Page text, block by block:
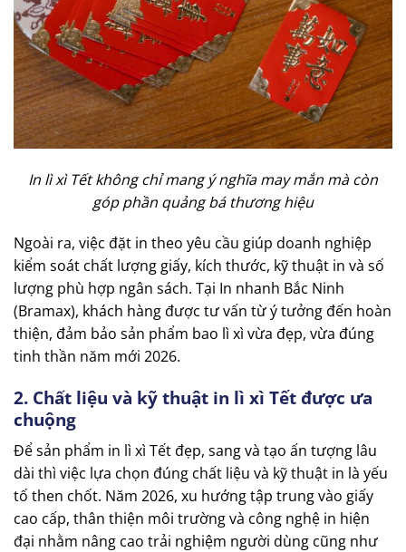
In lì xì Tết không chỉ mang ý nghĩa may mắn mà còn
góp phần quảng bá thương hiệu
Ngoài ra, việc đặt in theo yêu cầu giúp doanh nghiệp
kiểm soát chất lượng giấy, kích thước, kỹ thuật in và số
lượng phù hợp ngân sách. Tại In nhanh Bắc Ninh
(Bramax), khách hàng được tư vấn từ ý tưởng đến hoàn
thiện, đảm bảo sản phẩm bao lì xì vừa đẹp, vừa đúng
tinh thần năm mới 2026.
2. Chất liệu và kỹ thuật in lì xì Tết được ưa
chuộng
Để sản phẩm in lì xì Tết đẹp, sang và tạo ấn tượng lâu
dài thì việc lựa chọn đúng chất liệu và kỹ thuật in là yếu
tố then chốt. Năm 2026, xu hướng tập trung vào giấy
cao cấp, thân thiện môi trường và công nghệ in hiện
đại nhằm nâng cao trải nghiệm người dùng cũng như